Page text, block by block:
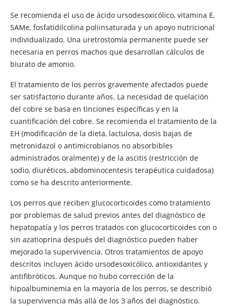
Se recomienda el uso de ácido ursodesoxicólico, vitamina E,
SAMe, fosfatidilcolina poliinsaturada y un apoyo nutricional
individualizado. Una uretrostomía permanente puede ser
necesaria en perros machos que desarrollan cálculos de
biurato de amonio.
El tratamiento de los perros gravemente afectados puede
ser satisfactorio durante años. La necesidad de quelación
del cobre se basa en tinciones específicas y en la
cuantificación del cobre. Se recomienda el tratamiento de la
EH (modificación de la dieta, lactulosa, dosis bajas de
metronidazol o antimicrobianos no absorbibles
administrados oralmente) y de la ascitis (restricción de
sodio, diuréticos, abdominocentesis terapéutica cuidadosa)
como se ha descrito anteriormente.
Los perros que reciben glucocorticoides como tratamiento
por problemas de salud previos antes del diagnóstico de
hepatopatía y los perros tratados con glucocorticoides con o
sin azatioprina después del diagnóstico pueden haber
mejorado la supervivencia. Otros tratamientos de apoyo
descritos incluyen ácido ursodesoxicólico, antioxidantes y
antifibróticos. Aunque no hubo corrección de la
hipoalbuminemia en la mayoría de los perros, se describió
la supervivencia más allá de los 3 años del diagnóstico.